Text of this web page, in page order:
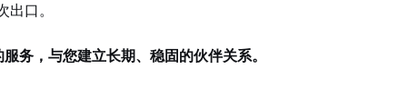
口。
务，与您建立长期、稳固的伙伴关系。